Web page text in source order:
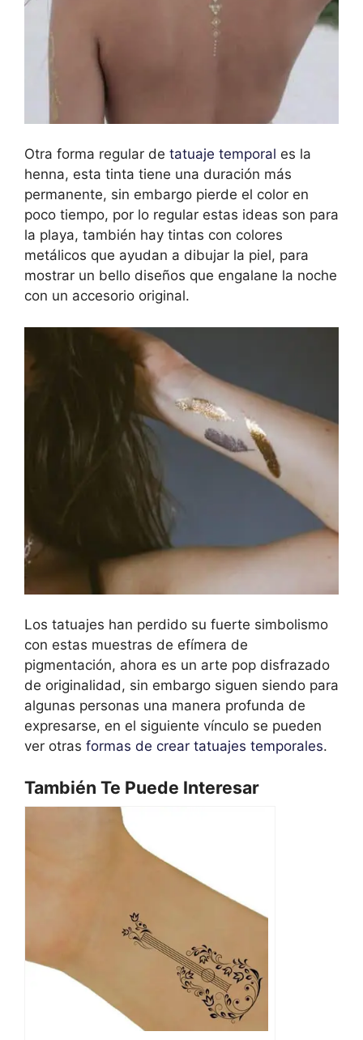
Otra forma regular de tatuaje temporal es la
henna, esta tinta tiene una duración más
permanente, sin embargo pierde el color en
poco tiempo, por lo regular estas ideas son para
la playa, también hay tintas con colores
metálicos que ayudan a dibujar la piel, para
mostrar un bello diseños que engalane la noche
con un accesorio original.
Los tatuajes han perdido su fuerte simbolismo
con estas muestras de efímera de
pigmentación, ahora es un arte pop disfrazado
de originalidad, sin embargo siguen siendo para
algunas personas una manera profunda de
expresarse, en el siguiente vínculo se pueden
ver otras formas de crear tatuajes temporales.
También Te Puede Interesar